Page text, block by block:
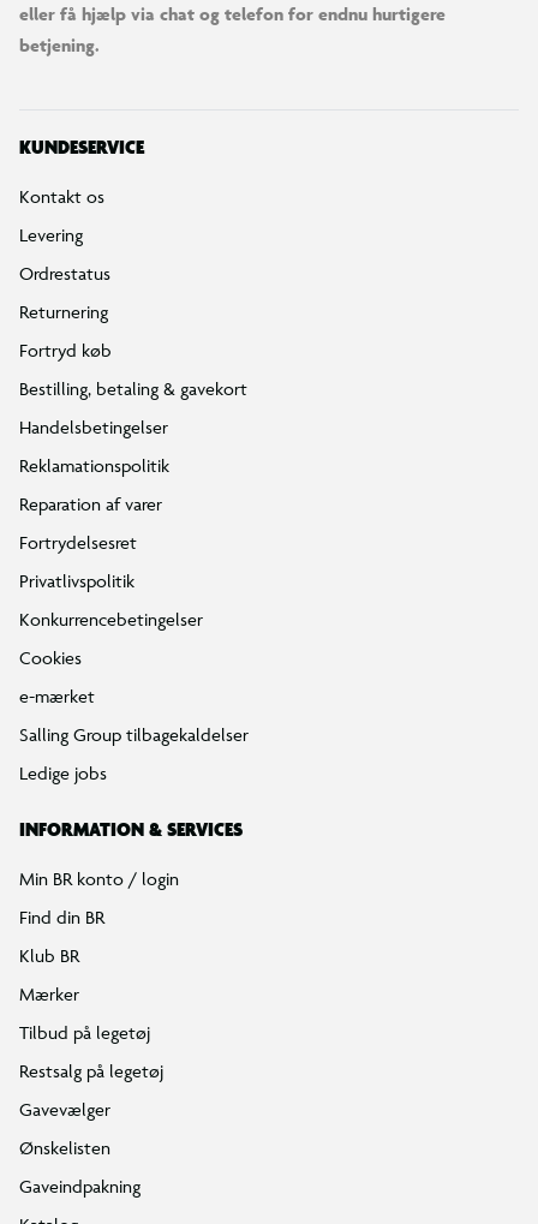
eller få hjælp via chat og telefon for endnu hurtigere
betjening.
KUNDESERVICE
Kontakt os
Levering
Ordrestatus
Returnering
Fortryd køb
Bestilling, betaling & gavekort
Handelsbetingelser
Reklamationspolitik
Reparation af varer
Fortrydelsesret
Privatlivspolitik
Konkurrencebetingelser
Cookies
e-mærket
Salling Group tilbagekaldelser
Ledige jobs
INFORMATION & SERVICES
Min BR konto / login
Find din BR
Klub BR
Mærker
Tilbud på legetøj
Restsalg på legetøj
Gavevælger
Ønskelisten
Gaveindpakning